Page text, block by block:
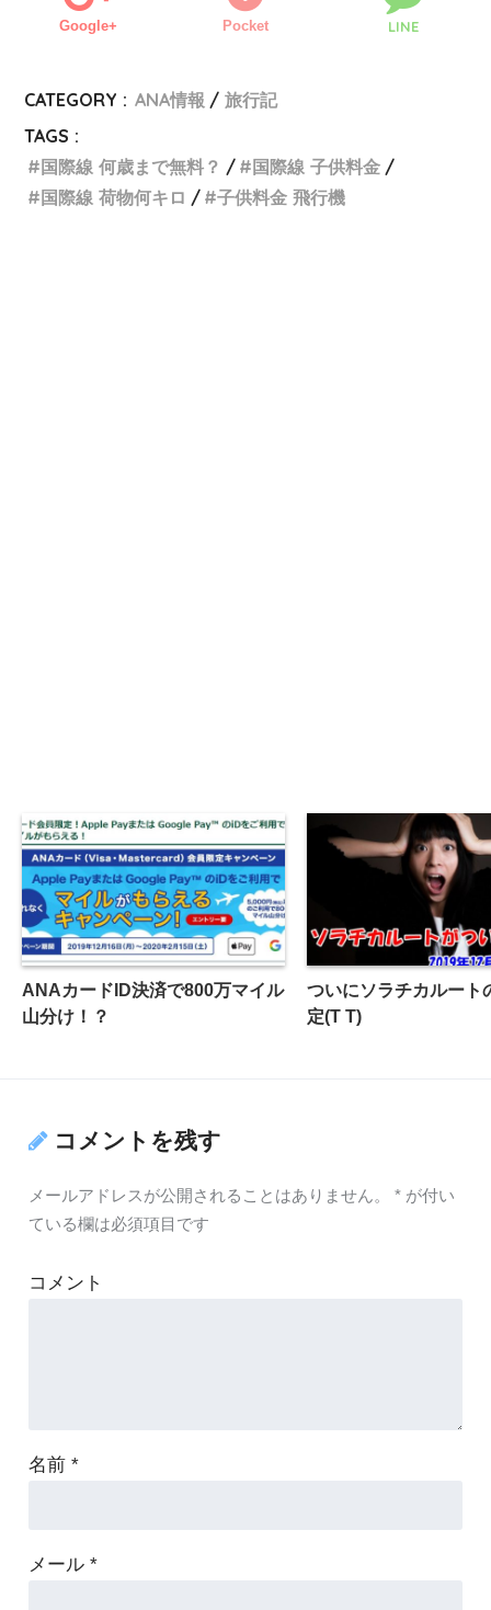
Google+ Pocket LINE
CATEGORY : ANA情報
旅行記
TAGS :
国際線 何歳まで無料？
国際線 子供料金
国際線 荷物何キロ
子供料金 飛行機
ANAカードID決済で800万マイル
山分け！？
ついにソラチカルート
定(T T)
コメントを残す
メールアドレスが公開されることはありません。 *が付い
ている欄は必須項目です
コメント
名前 *
メール *